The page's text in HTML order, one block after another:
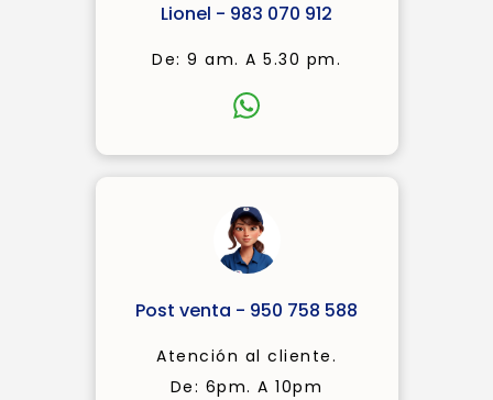
Lionel - 983 070 912
De: 9 am. A 5.30 pm.
Post venta - 950 758 588
Atención al cliente.
De: 6pm. A 10pm